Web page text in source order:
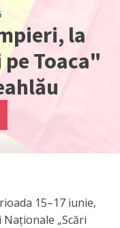
la
Toaca"
15–17 iunie,
„Scări